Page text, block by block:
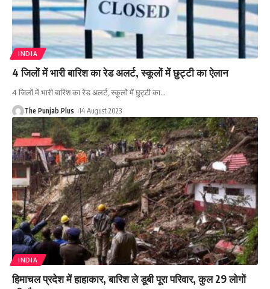
INDIA
4 जिलों में भारी बारिश का रेड अलर्ट, स्कूलों में छुट्टी का ऐलान
4 जिलों में भारी बारिश का रेड अलर्ट, स्कूलों में छुट्टी का…
The Punjab Plus 14 August 2023
INDIA
हिमाचल प्रदेश में हाहाकार, बारिश ले डूबी पूरा परिवार, कुल 29 लोगों